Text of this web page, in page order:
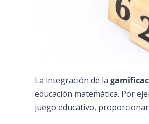
La integración de la
educación matemática. Por
juego educativo,